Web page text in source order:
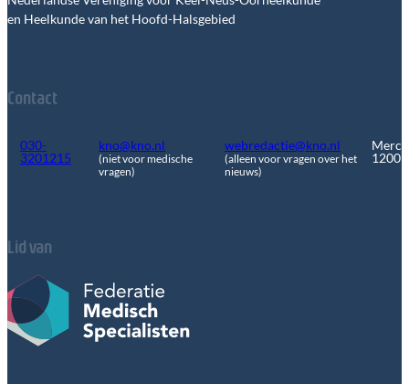
en Heelkunde van het Hoofd-Halsgebied
Contact
030-
3201215
kno@kno.nl
(niet voor medische
vragen)
webredactie@kno.nl
(alleen voor vragen over het
nieuws)
1200
Lid van